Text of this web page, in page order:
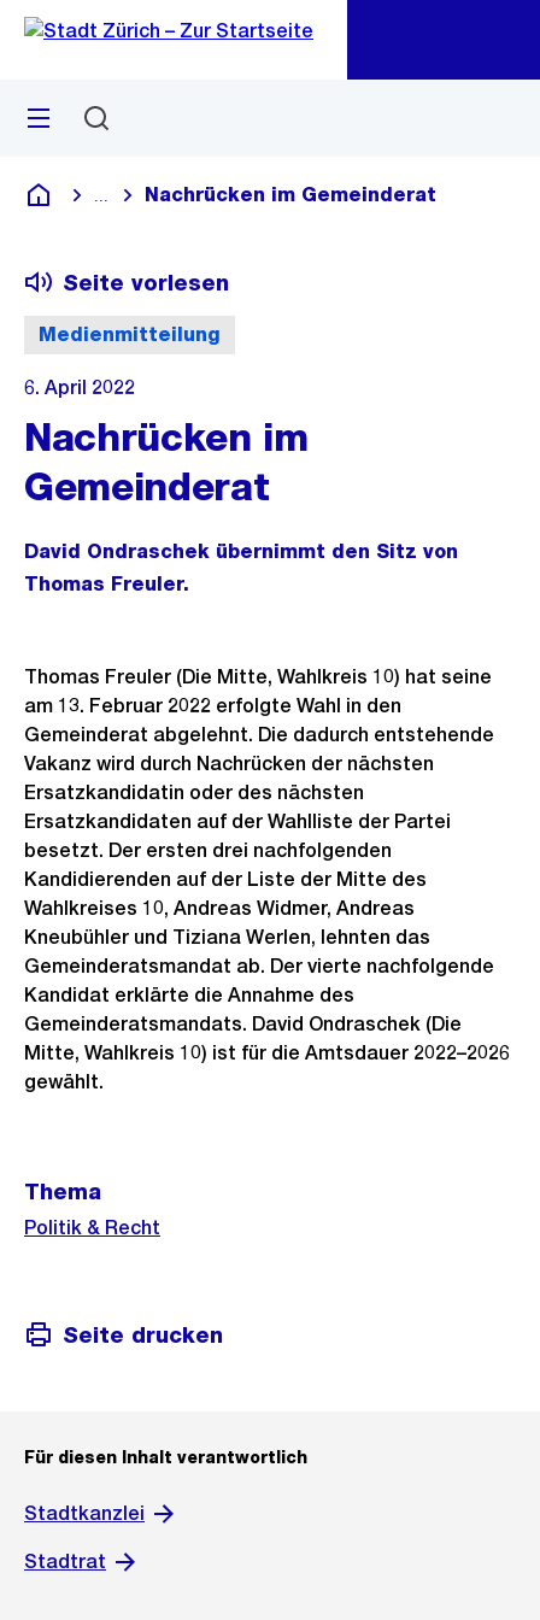
Navigation
Sprunglink
Menü
Deutsch
Blende alle Breadcrumbs ein
Nachrücken im Gemeinderat
Medienmitteilung
Seite vorlesen
6. April 2022
Nachrücken im
Gemeinderat
David Ondraschek übernimmt den Sitz von
Thomas Freuler.
Thomas Freuler (Die Mitte, Wahlkreis 10) hat seine
am 13. Februar 2022 erfolgte Wahl in den
Gemeinderat abgelehnt. Die dadurch entstehende
Vakanz wird durch Nachrücken der nächsten
Ersatzkandidatin oder des nächsten
Ersatzkandidaten auf der Wahlliste der Partei
besetzt. Der ersten drei nachfolgenden
Kandidierenden auf der Liste der Mitte des
Wahlkreises 10, Andreas Widmer, Andreas
Kneubühler und Tiziana Werlen, lehnten das
Gemeinderatsmandat ab. Der vierte nachfolgende
Kandidat erklärte die Annahme des
Gemeinderatsmandats. David Ondraschek (Die
Mitte, Wahlkreis 10) ist für die Amtsdauer 2022–2026
gewählt.
Informationen
Thema
Politik & Recht
Seite drucken
Für diesen Inhalt verantwortlich
Stadtkanzlei
Stadtrat